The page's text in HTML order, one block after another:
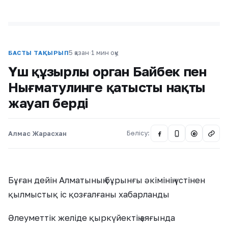
БАСТЫ ТАҚЫРЫП5 қазан·1 мин оқу
Үш құзырлы орган Байбек пен
Нығматулинге қатысты нақты
жауап берді
Алмас Жарасхан Бөлісу: @
Бұған дейін Алматының бұрынғы әкімінің үстінен
қылмыстық іс қозғалғаны хабарланды
Әлеуметтік желіде қыркүйектің аяғында